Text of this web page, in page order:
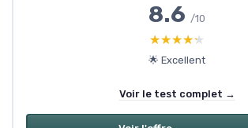
8.6 /10
★★★★★
★★★★★
🌟 Excellent
Voir le test complet →